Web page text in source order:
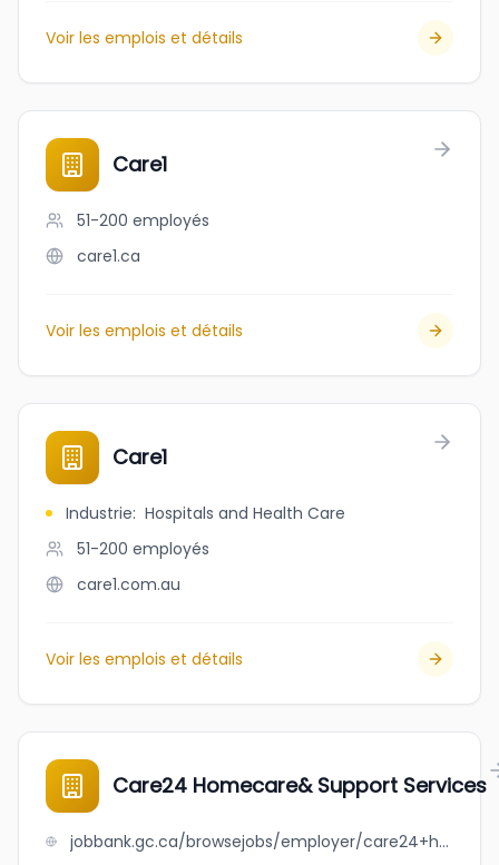
Voir les emplois et détails
Care1
51-200 employés
care1.ca
Voir les emplois et détails
Care1
Industrie: Hospitals and Health Care
51-200 employés
care1.com.au
Voir les emplois et détails
Care24 Homecare& Support Services
jobbank.gc.ca/browsejobs/employer/care24+homecare%26+support+services/ca